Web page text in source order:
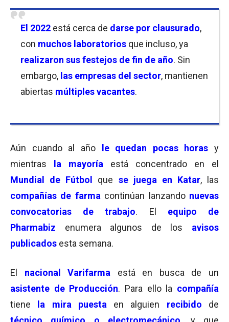
El 2022 está cerca de darse por clausurado,
con muchos laboratorios que incluso, ya
realizaron sus festejos de fin de año. Sin
embargo, las empresas del sector, mantienen
abiertas múltiples vacantes.
Aún cuando al añole quedan pocas horas y
mientras la mayoría está concentrado en el
Mundial de Fútbol
que se juega en Katar, las
compañías de farma continúan lanzandonuevas
convocatorias de trabajo. El
equipo de
Pharmabiz
enumera algunos de los avisos
publicados esta semana.
El nacional Varifarma
está en busca de un
asistente de Producción. Para ello la compañía
tiene
la mira puesta en alguien recibido de